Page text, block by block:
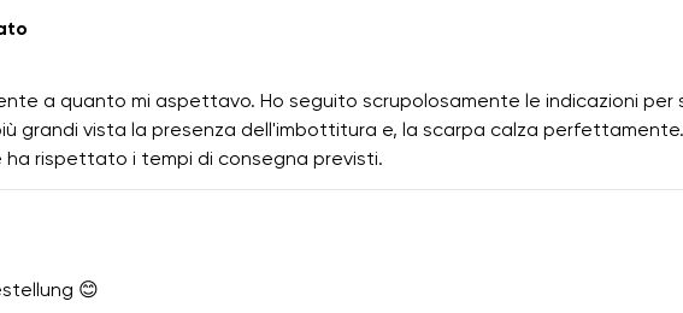
a quanto mi aspettavo. Ho seguito scrupolosamente le indicazioni per
grandi vista la presenza dell'imbottitura e, la scarpa calza
rispettato i tempi di consegna previsti.
😊